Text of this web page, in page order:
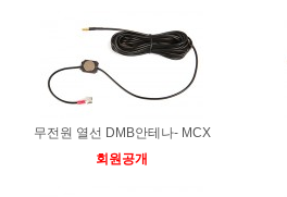
무전원 열선 DMB안테나- MCX
회원공개